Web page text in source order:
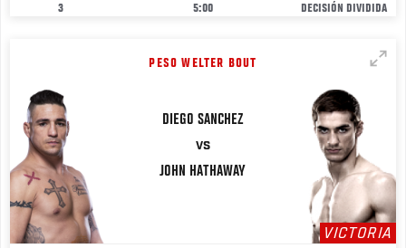
3
5:00
DECISIÓN DIVIDIDA
PESO WELTER BOUT
DIEGO SANCHEZ
VS
JOHN HATHAWAY
VICTORIA